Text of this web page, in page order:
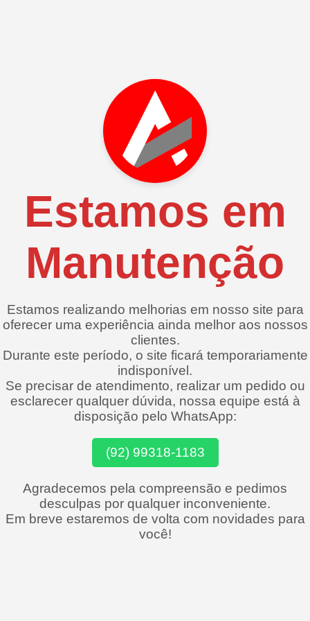
Estamos em
Manutenção
Estamos realizando melhorias em nosso site para
oferecer uma experiência ainda melhor aos nossos
clientes.
Durante este período, o site ficará temporariamente
indisponível.
Se precisar de atendimento, realizar um pedido ou
esclarecer qualquer dúvida, nossa equipe está à
disposição pelo WhatsApp:
(92) 99318-1183
Agradecemos pela compreensão e pedimos
desculpas por qualquer inconveniente.
Em breve estaremos de volta com novidades para
você!